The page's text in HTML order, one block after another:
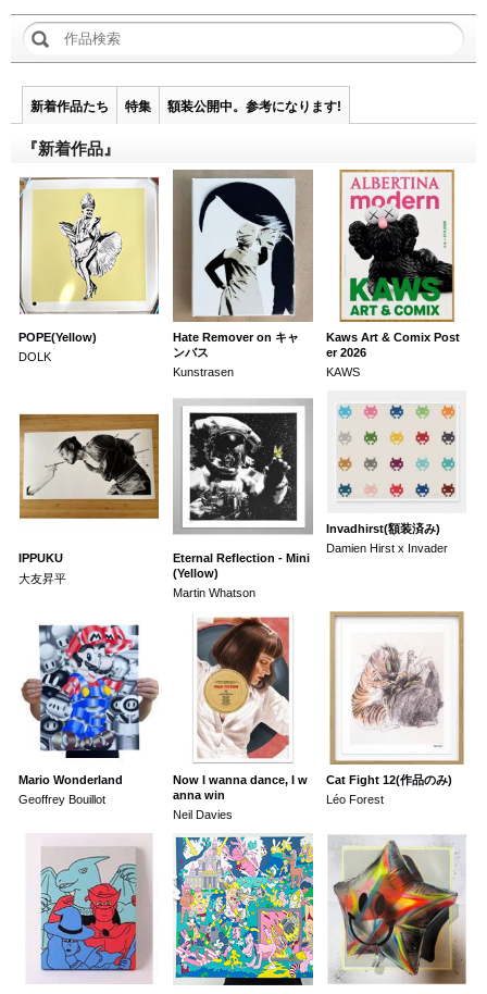
新着作品たち 特集 額装公開中。参考になります!
『新着作品』
POPE(Yellow)
DOLK
Hate Remover on キャ
ンバス
Kunstrasen
Kaws Art & Comix Post
er 2026
KAWS
IPPUKU
大友昇平
Eternal Reflection - Mini
(Yellow)
Martin Whatson
Invadhirst(額装済み)
Damien Hirst x Invader
Mario Wonderland
Geoffrey Bouillot
Now I wanna dance, I w
anna win
Neil Davies
Cat Fight 12(作品のみ)
Léo Forest